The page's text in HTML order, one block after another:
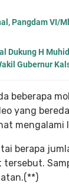
Pangdam VI/
Dukung H
Gubernur
beberapa
yang
mengalami
berapa